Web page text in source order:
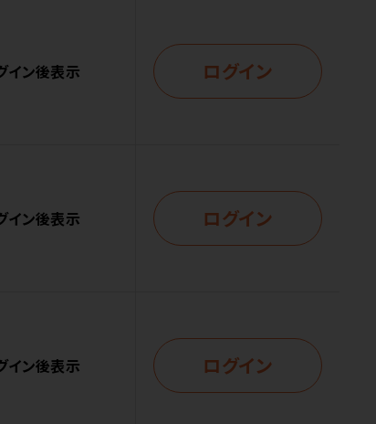
イン後表示 ログイン
イン後表示 ログイン
イン後表示 ログイン